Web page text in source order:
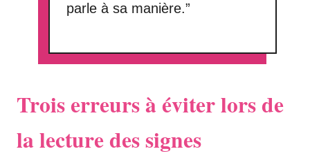
parle à sa manière.”
Trois erreurs à éviter lors de
la lecture des signes